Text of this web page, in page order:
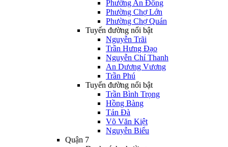
Phường An Đông
Phường Chợ Lớn
Phường Chợ Quán
Tuyến đường nổi bật
Nguyễn Trãi
Trần Hưng Đạo
Nguyễn Chí Thanh
An Dương Vương
Trần Phú
Tuyến đường nổi bật
Trần Bình Trọng
Hồng Bàng
Tản Đà
Võ Văn Kiệt
Nguyễn Biểu
Quận 7